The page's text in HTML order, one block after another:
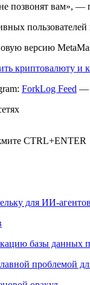
позвонят вам», —
пользователей
версию
криптовалюту и
ForkLog Feed —
CTRL+ENTER
для ИИ-агентов
базы
проблемой